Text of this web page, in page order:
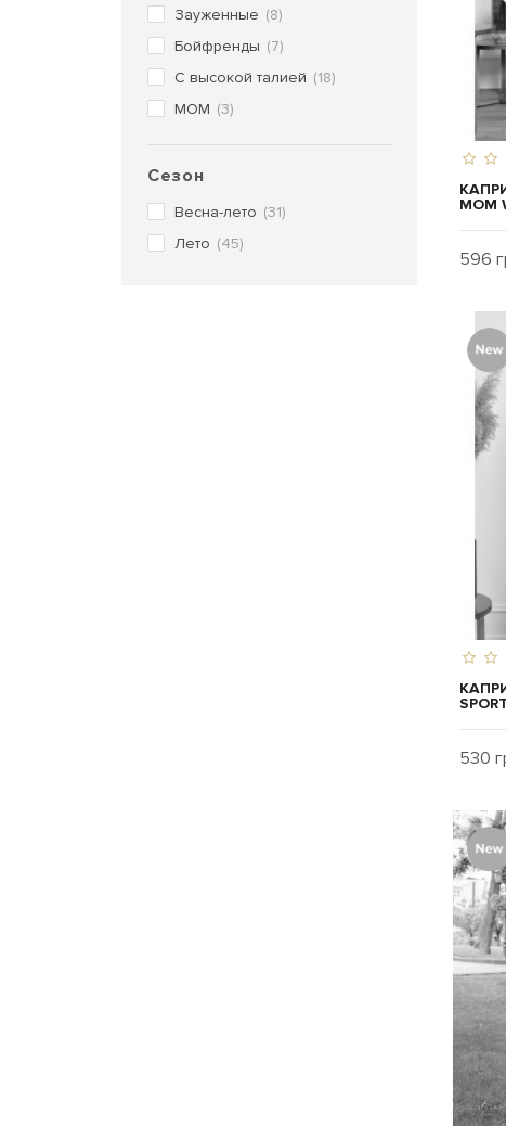
Зауженные (8)
Бойфренды (7)
С высокой талией (18)
МОМ (3)
Сезон
Весна-лето (31)
Лето (45)
MOM
596
530